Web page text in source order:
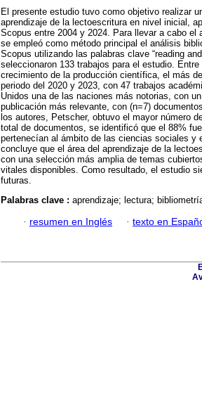
El presente estudio tuvo como objetivo realizar
aprendizaje de la lectoescritura en nivel inicial,
Scopus entre 2004 y 2024. Para llevar a cabo el
se empleó como método principal el análisis
Scopus utilizando las palabras clave “reading
seleccionaron 133 trabajos para el estudio.
crecimiento de la producción científica, el más
periodo del 2020 y 2023, con 47 trabajos
Unidos una de las naciones más notorias, con
publicación más relevante, con (n=7)
los autores, Petscher, obtuvo el mayor número
total de documentos, se identificó que el 88%
pertenecían al ámbito de las ciencias sociales y
concluye que el área del aprendizaje de la
con una selección más amplia de temas
vitales disponibles. Como resultado, el estudio
futuras.
Palabras clave : aprendizaje; lectura;
· resumen en Inglés · texto en